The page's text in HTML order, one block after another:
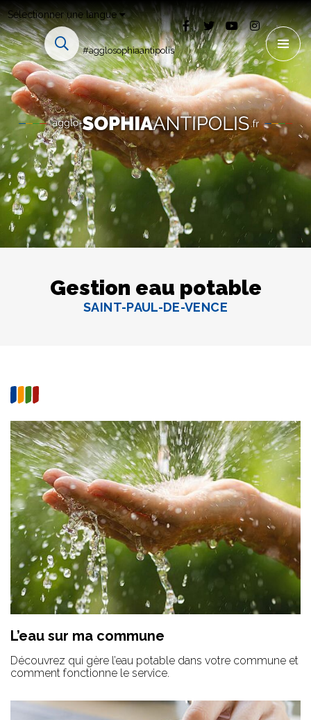
Sélectionner une langue
#agglosophiaantipolis
Gestion eau potable
SAINT-PAUL-DE-VENCE
L’eau sur ma commune
Découvrez qui gère l’eau potable dans votre commune et
comment fonctionne le service.